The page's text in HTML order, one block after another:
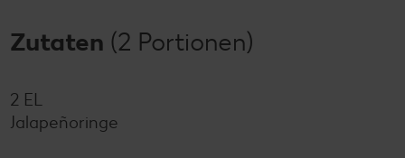
Zutaten (2 Portionen)
2 EL
Jalapeñoringe